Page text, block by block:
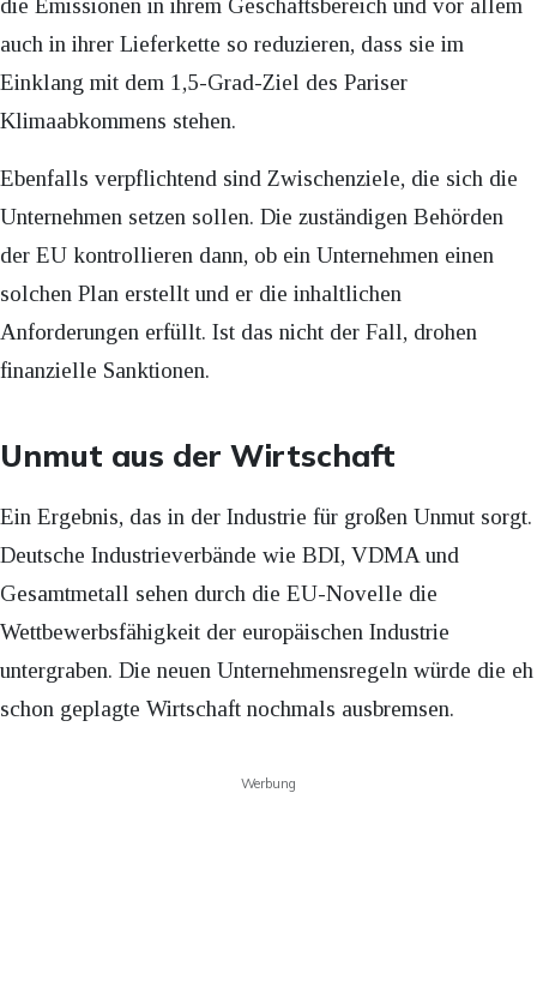
auch in ihrer Lieferkette so reduzieren, dass sie im
Einklang mit dem 1,5-Grad-Ziel des Pariser
Klimaabkommens stehen.
Ebenfalls verpflichtend sind Zwischenziele, die sich die
Unternehmen setzen sollen. Die zuständigen Behörden
der EU kontrollieren dann, ob ein Unternehmen einen
solchen Plan erstellt und er die inhaltlichen
Anforderungen erfüllt. Ist das nicht der Fall, drohen
finanzielle Sanktionen.
Unmut aus der Wirtschaft
Ein Ergebnis, das in der Industrie für großen Unmut sorgt.
Deutsche Industrieverbände wie BDI, VDMA und
Gesamtmetall sehen durch die EU-Novelle die
Wettbewerbsfähigkeit der europäischen Industrie
untergraben. Die neuen Unternehmensregeln würde die eh
schon geplagte Wirtschaft nochmals ausbremsen.
Werbung